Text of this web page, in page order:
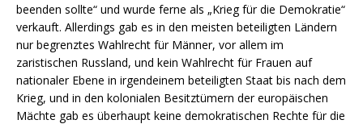
beenden sollte“ und wurde ferne als „Krieg für die Demokratie“
verkauft. Allerdings gab es in den meisten beteiligten Ländern
nur begrenztes Wahlrecht für Männer, vor allem im
zaristischen Russland, und kein Wahlrecht für Frauen auf
nationaler Ebene in irgendeinem beteiligten Staat bis nach dem
Krieg, und in den kolonialen Besitztümern der europäischen
Mächte gab es überhaupt keine demokratischen Rechte für die